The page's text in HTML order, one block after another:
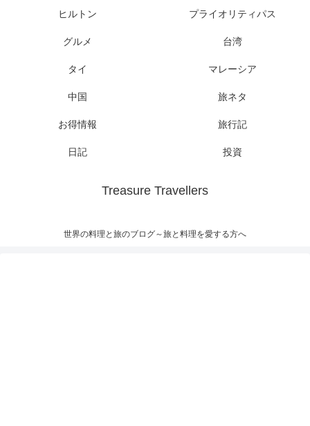
Treasure Travellers
世界の料理と旅のブログ～旅と料理を愛する方へ
ヒルトン プライオリティパス
グルメ 台湾
タイ マレーシア
中国 旅ネタ
お得情報 旅行記
日記 投資